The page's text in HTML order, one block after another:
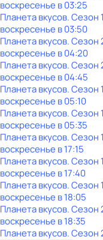
воскресенье в03:25
Планета вкусов. Сезон 1
воскресенье в03:50
Планета вкусов. Сезон
воскресенье в04:20
Планета вкусов. Сезон
воскресенье в04:45
Планета вкусов. Сезон 1
воскресенье в05:10
Планета вкусов. Сезон 1
воскресенье в05:35
Планета вкусов. Сезон 1
воскресенье в17:15
Планета вкусов. Сезон 1
воскресенье в17:40
Планета вкусов. Сезон 1
воскресенье в18:05
Планета вкусов. Сезон
воскресенье в18:35
Планета вкусов. Сезон